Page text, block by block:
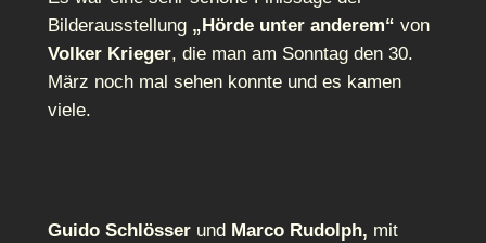
Bilderausstellung „Hörde unter anderem“ von
Volker Krieger, die man am Sonntag den 30.
März noch mal sehen konnte und es kamen
viele.
Guido Schlösserund Marco Rudolph, mit